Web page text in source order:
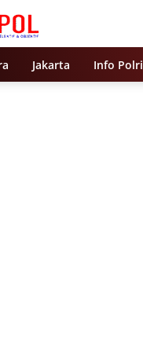
Jakarta Info Polri